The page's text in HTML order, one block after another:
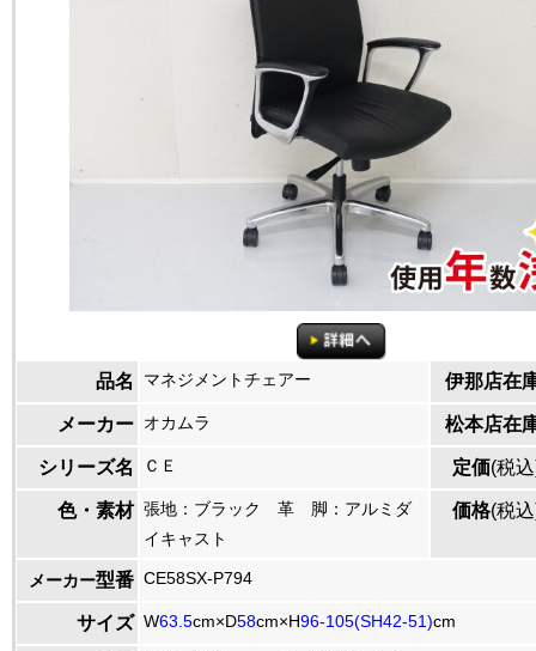
品名 マネジメントチェアー 伊那店在
メーカー オカムラ 松本店在
シリーズ名 ＣＥ 定価(税
色・素材 張地：ブラック 革 脚：アルミダ
イキャスト
価格(税
メーカー型番 CE58SX-P794
サイズ W63.5cm×D58cm×H96-105(SH42-51)cm